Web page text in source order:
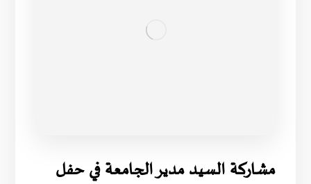
مشاركة السيد مدير الجامعة في حفل